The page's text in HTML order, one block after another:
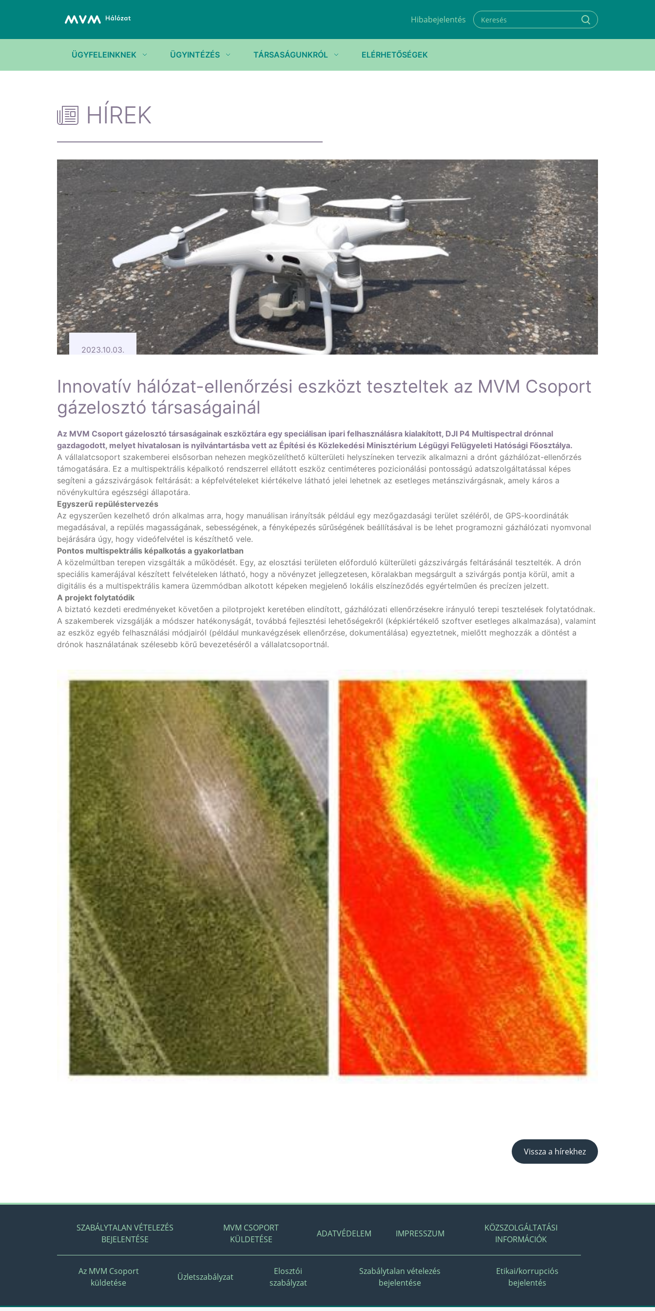
Hibabejelentés
ÜGYFELEINKNEK ÜGYINTÉZÉS TÁRSASÁGUNKRÓL ELÉRHETŐSÉGEK
HÍREK
2023.10.03.
Innovatív hálózat-ellenőrzési eszközt teszteltek az MVM Csoport
gázelosztó társaságainál
Az MVM Csoport gázelosztó társaságainak eszköztára egy speciálisan ipari felhasználásra kialakított, DJI P4 Multispectral drónnal
gazdagodott, melyet hivatalosan is nyilvántartásba vett az Építési és Közlekedési Minisztérium Légügyi Felügyeleti Hatósági Főosztálya.
A vállalatcsoport szakemberei elsősorban nehezen megközelíthető külterületi helyszíneken tervezik alkalmazni a drónt gázhálózat-ellenőrzés
támogatására. Ez a multispektrális képalkotó rendszerrel ellátott eszköz centiméteres pozicionálási pontosságú adatszolgáltatással képes
segíteni a gázszivárgások feltárását: a képfelvételeket kiértékelve látható jelei lehetnek az esetleges metánszivárgásnak, amely káros a
növénykultúra egészségi állapotára.
Egyszerű repüléstervezés
Az egyszerűen kezelhető drón alkalmas arra, hogy manuálisan irányítsák például egy mezőgazdasági terület széléről, de GPS-koordináták
megadásával, a repülés magasságának, sebességének, a fényképezés sűrűségének beállításával is be lehet programozni gázhálózati nyomvonal
bejárására úgy, hogy videófelvétel is készíthető vele.
Pontos multispektrális képalkotás a gyakorlatban
A közelmúltban terepen vizsgálták a működését. Egy, az elosztási területen előforduló külterületi gázszivárgás feltárásánál tesztelték. A drón
speciális kamerájával készített felvételeken látható, hogy a növényzet jellegzetesen, köralakban megsárgult a szivárgás pontja körül, amit a
digitális és a multispektrális kamera üzemmódban alkotott képeken megjelenő lokális elszíneződés egyértelműen és precízen jelzett.
A projekt folytatódik
A biztató kezdeti eredményeket követően a pilotprojekt keretében elindított, gázhálózati ellenőrzésekre irányuló terepi tesztelések folytatódnak.
A szakemberek vizsgálják a módszer hatékonyságát, továbbá fejlesztési lehetőségekről (képkiértékelő szoftver esetleges alkalmazása), valamint
az eszköz egyéb felhasználási módjairól (például munkavégzések ellenőrzése, dokumentálása) egyeztetnek, mielőtt meghozzák a döntést a
drónok használatának szélesebb körű bevezetéséről a vállalatcsoportnál.
Vissza a hírekhez
SZABÁLYTALAN VÉTELEZÉS
BEJELENTÉSE
MVM CSOPORT
KÜLDETÉSE
ADATVÉDELEM IMPRESSZUM
KÖZSZOLGÁLTATÁSI
INFORMÁCIÓK
Az MVM Csoport
küldetése
Üzletszabályzat
Elosztói
szabályzat
Szabálytalan vételezés
bejelentése
Etikai/korrupciós
bejelentés